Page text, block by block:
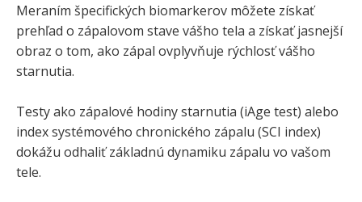
Meraním špecifických biomarkerov môžete získať
prehľad o zápalovom stave vášho tela a získať jasnejší
obraz o tom, ako zápal ovplyvňuje rýchlosť vášho
starnutia.
Testy ako zápalové hodiny starnutia (iAge test) alebo
index systémového chronického zápalu (SCI index)
dokážu odhaliť základnú dynamiku zápalu vo vašom
tele.